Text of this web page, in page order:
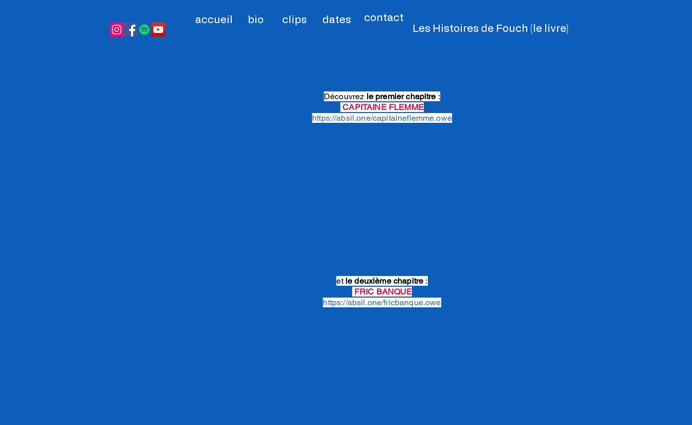
accueil clips dates contact
bio
Les Histoires de Fouch (le livre)
Découvrez le premier chapitre :
CAPITAINE FLEMME
https://absil.one/capitaineflemme.owe
et le deuxième chapitre :
FRIC BANQUE
https://absil.one/fricbanque.owe